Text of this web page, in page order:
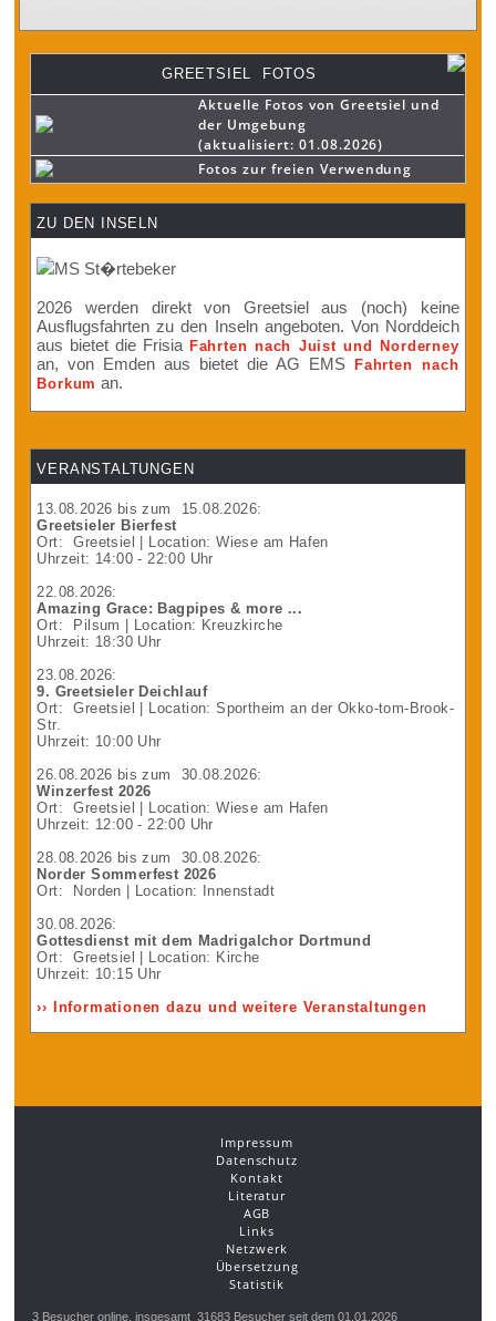
GREETSIEL FOTOS
Aktuelle Fotos von Greetsiel und
der Umgebung
(aktualisiert: 01.08.2026)
Fotos zur freien Verwendung
ZU DEN INSELN
2026 werden direkt von Greetsiel aus (noch) keine
Ausflugsfahrten zu den Inseln angeboten. Von Norddeich
aus bietet die Frisia Fahrten nach Juist und Norderney
an, von Emden aus bietet die AG EMSFahrten nach
Borkum an.
VERANSTALTUNGEN
13.08.2026 bis zum 15.08.2026:
Greetsieler Bierfest
Ort:
Greetsiel
| Location: Wiese am Hafen
Uhrzeit: 14:00 - 22:00 Uhr
22.08.2026:
Amazing Grace: Bagpipes & more ...
Ort:
Pilsum
| Location: Kreuzkirche
Uhrzeit: 18:30 Uhr
23.08.2026:
9. Greetsieler Deichlauf
Ort:
Greetsiel
| Location: Sportheim an der Okko-tom-Brook-
Str.
Uhrzeit: 10:00 Uhr
26.08.2026 bis zum 30.08.2026:
Winzerfest 2026
Ort:
Greetsiel
| Location: Wiese am Hafen
Uhrzeit: 12:00 - 22:00 Uhr
28.08.2026 bis zum 30.08.2026:
Norder Sommerfest 2026
Ort:
Norden | Location: Innenstadt
30.08.2026:
Gottesdienst mit dem Madrigalchor Dortmund
Ort:
Greetsiel
| Location: Kirche
Uhrzeit: 10:15 Uhr
›› Informationen dazu und weitere Veranstaltungen
Impressum
Datenschutz
Kontakt
Literatur
AGB
Links
Netzwerk
Übersetzung
Statistik